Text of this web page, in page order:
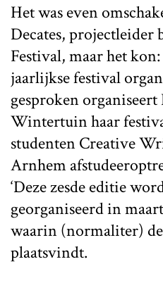
Het was even
Decates, projectleider
Festival, maar het
jaarlijkse festival
gesproken
Wintertuin haar
studenten Creative
Arnhem
‘Deze zesde editie
georganiseerd in
waarin (normaliter)
plaatsvindt.